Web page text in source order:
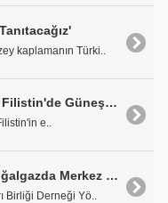
kaplamanın Türki..
Zorlu Enerji ile JDECO Filistin'de Güneş Santrali Kuracak
e..
"Türkiye'nin Hedefi Doğalgazda Merkez Haline Gelmek Olmalı"
Birliği Derneği Yö..